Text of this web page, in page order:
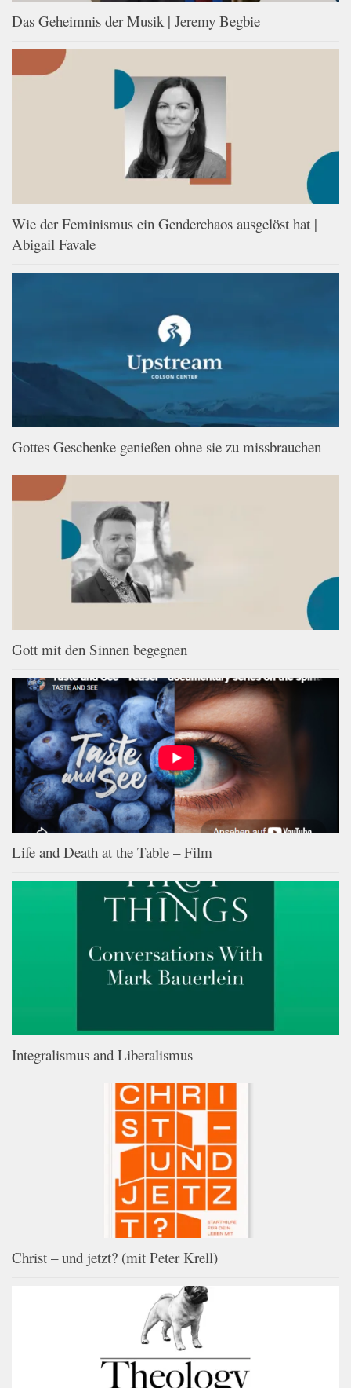
Das Geheimnis der Musik | Jeremy Begbie
Wie der Feminismus ein Genderchaos ausgelöst hat |
Abigail Favale
Gottes Geschenke genießen ohne sie zu missbrauchen
Gott mit den Sinnen begegnen
Life and Death at the Table – Film
Integralismus and Liberalismus
Christ – und jetzt? (mit Peter Krell)